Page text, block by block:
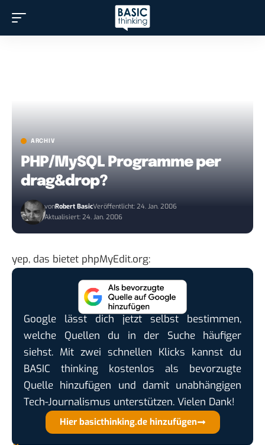
ARCHIV
PHP/MySQL Programme per
drag&drop?
vonRobert BasicVeröffentlicht: 24. Jan. 2006
Aktualisiert: 24. Jan. 2006
yep, das bietet phpMyEdit.org:
Google lässt dich jetzt selbst bestimmen,
welche Quellen du in der Suche häufiger
siehst. Mit zwei schnellen Klicks kannst du
BASIC thinking kostenlos als bevorzugte
Quelle hinzufügen und damit unabhängigen
Tech-Journalismus unterstützen. Vielen Dank!
Hier basicthinking.de hinzufügen